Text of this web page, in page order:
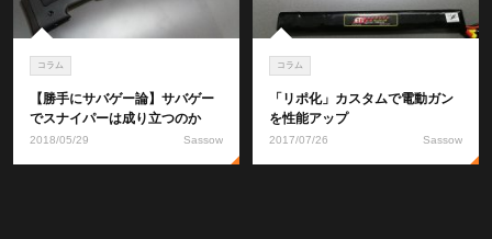
コラム
【勝手にサバゲー論】サバゲー
でスナイパーは成り立つのか
2018/05/29 Sassow
コラム
「リポ化」カスタムで電動ガン
を性能アップ
2017/07/26 Sassow